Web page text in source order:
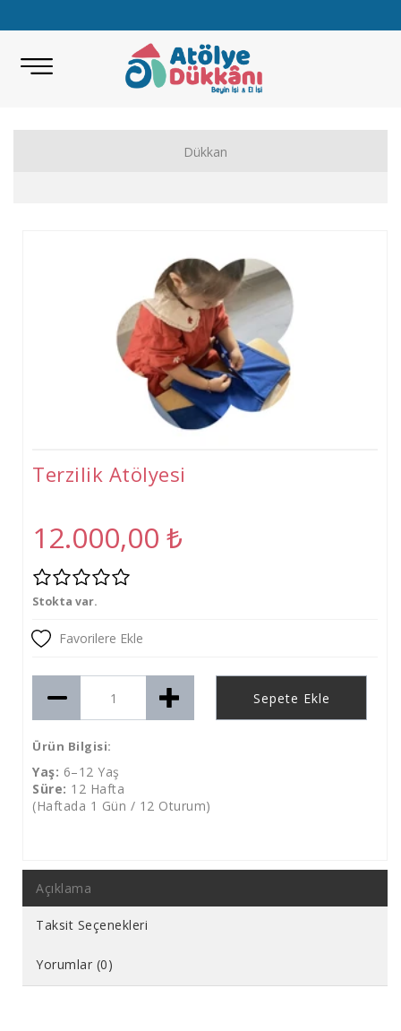
Dükkan
Atölyeler
Beceri Atölyeleri(5-12 Yaş)
Terzilik Atölyesi
12.000,00 ₺
Stokta var.
Favorilere Ekle
Sepete Ekle
Ürün Bilgisi:
Yaş: 6–12 Yaş
Süre: 12 Hafta
(Haftada 1 Gün / 12 Oturum)
Açıklama
Taksit Seçenekleri
Yorumlar (0)